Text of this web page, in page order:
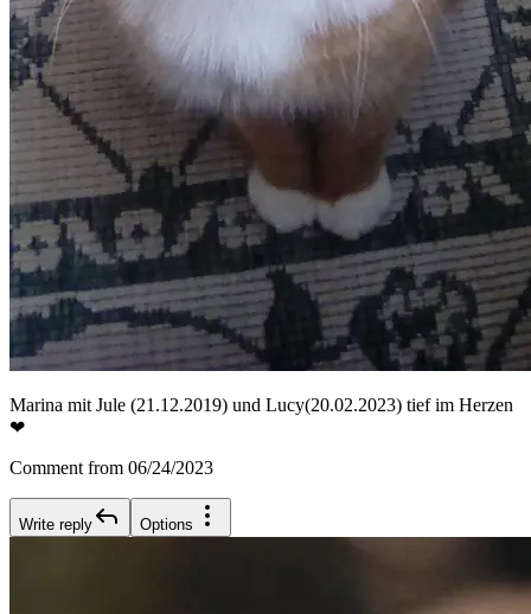
Marina mit Jule (21.12.2019) und Lucy(20.02.2023) tief im Herzen
❤
Comment from 06/24/2023
Write reply Options